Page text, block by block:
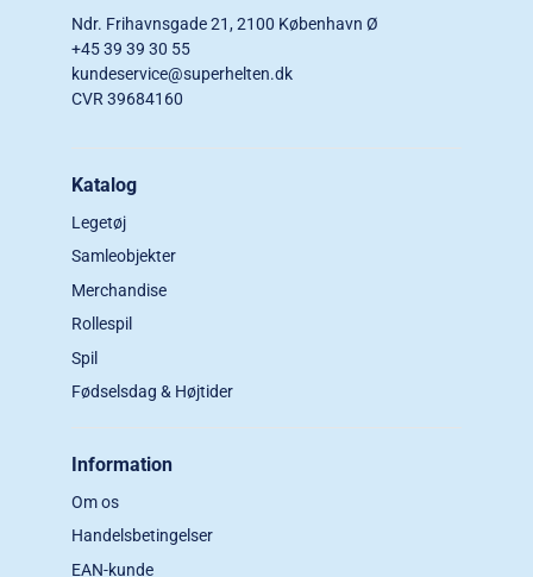
Ndr. Frihavnsgade 21, 2100 København Ø
+45 39 39 30 55
kundeservice@superhelten.dk
CVR 39684160
Katalog
Legetøj
Samleobjekter
Merchandise
Rollespil
Spil
Fødselsdag & Højtider
Information
Om os
Handelsbetingelser
EAN-kunde